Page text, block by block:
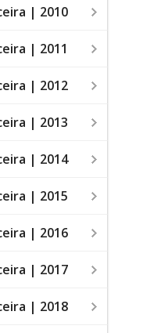
| 2010
| 2011
| 2012
| 2013
| 2014
| 2015
| 2016
| 2017
| 2018